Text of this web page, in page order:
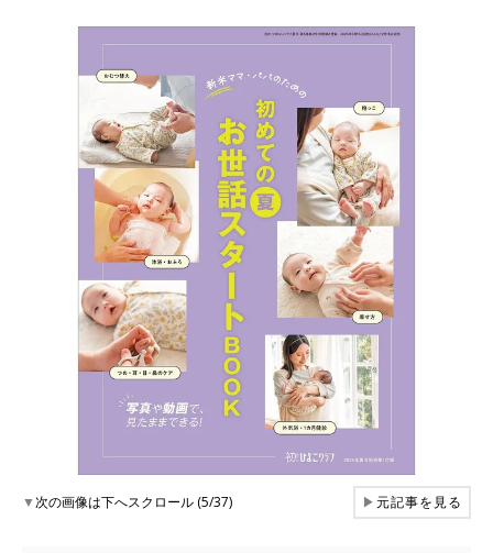
▼次の画像は下へスクロール (5/37) ▶元記事を見る